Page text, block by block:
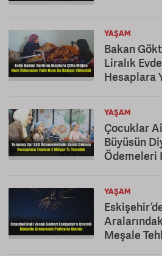
YAŞAM
Bakan
Liralık
Hesaplara
YAŞAM
Çocuklar
Büyüsün
Ödemeleri
YAŞAM
Meşale